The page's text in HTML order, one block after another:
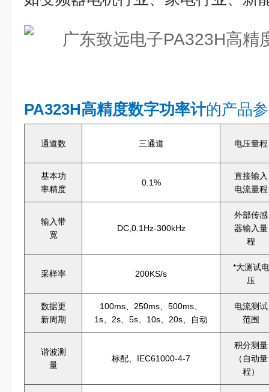
PA323H高精度数字功率计的产品
通道数 三通道 电压量程
基本功
率精度
0.1%
直接输入
电流量程
输入带
宽
DC,0.1Hz-300kHz
外部传感
器输入量
程
采样率 200KS/s
*大测试电
压
数据更
新周期
100ms、250ms、500ms、
1s、2s、5s、10s、20s、自动
电流测试
范围
谐波测
量
标配、IEC61000-4-7
积分测量
（自动量
程）